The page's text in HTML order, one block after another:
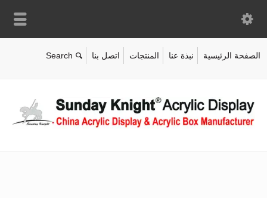
الصفحة الرئيسية نبذة عنا المنتجات اتصل بنا